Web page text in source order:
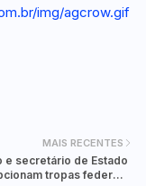
MAIS RECENTES
e secretário de Estado
tropas federais